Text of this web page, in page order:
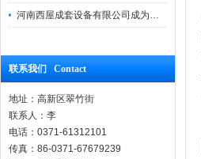
河南西屋成套设备有限公司成为力安电易云战略合作伙伴，共创智能配电新未来
联系我们 Contact
地址：高新区翠竹街
联系人：李
电话：0371-61312101
传真：86-0371-67679239